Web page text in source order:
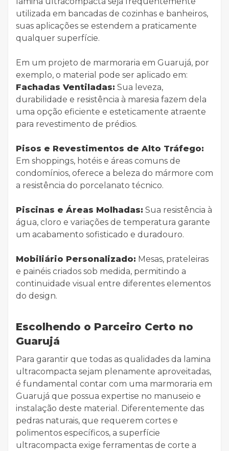
utilizada em bancadas de cozinhas e banheiros,
suas aplicações se estendem a praticamente
qualquer superfície.
Em um projeto de marmoraria em Guarujá, por
exemplo, o material pode ser aplicado em:
Fachadas Ventiladas: Sua leveza,
durabilidade e resistência à maresia fazem dela
uma opção eficiente e esteticamente atraente
para revestimento de prédios.
Pisos e Revestimentos de Alto Tráfego:
Em shoppings, hotéis e áreas comuns de
condomínios, oferece a beleza do mármore com
a resistência do porcelanato técnico.
Piscinas e Áreas Molhadas: Sua resistência à
água, cloro e variações de temperatura garante
um acabamento sofisticado e duradouro.
Mobiliário Personalizado: Mesas, prateleiras
e painéis criados sob medida, permitindo a
continuidade visual entre diferentes elementos
do design.
Escolhendo o Parceiro Certo no
Guarujá
Para garantir que todas as qualidades da lamina
ultracompacta sejam plenamente aproveitadas,
é fundamental contar com uma marmoraria em
Guarujá que possua expertise no manuseio e
instalação deste material. Diferentemente das
pedras naturais, que requerem cortes e
polimentos específicos, a superfície
ultracompacta exige ferramentas de corte a